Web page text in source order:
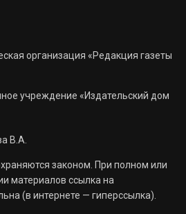
организация «Редакция газеты
учреждение «Издательский дом
В.А.
законом. При полном или
материалов ссылка на
(в интернете — гиперссылка).